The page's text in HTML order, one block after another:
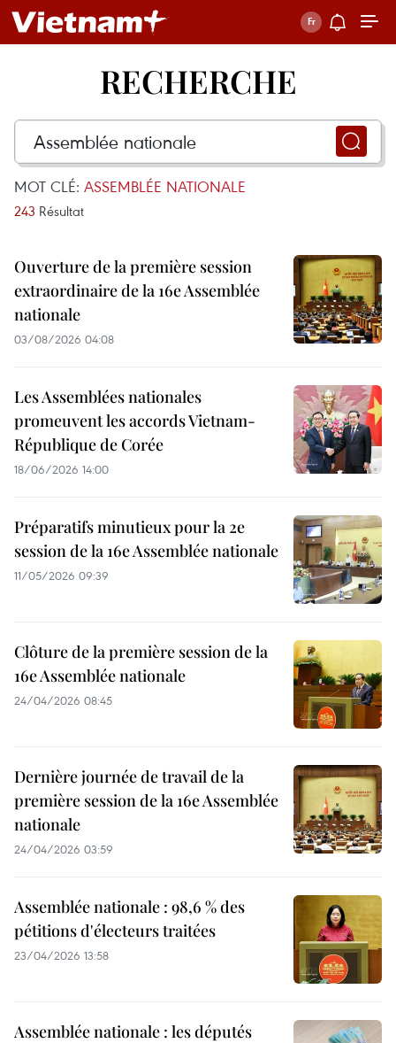
RECHERCHE
MOT CLÉ: ASSEMBLÉE NATIONALE
243 Résultat
Ouverture de la première session
extraordinaire de la 16e Assemblée
nationale
03/08/2026 04:08
Les Assemblées nationales
promeuvent les accords Vietnam-
République de Corée
18/06/2026 14:00
Préparatifs minutieux pour la 2e
session de la 16e Assemblée nationale
11/05/2026 09:39
Clôture de la première session de la
16e Assemblée nationale
24/04/2026 08:45
Dernière journée de travail de la
première session de la 16e Assemblée
nationale
24/04/2026 03:59
Assemblée nationale : 98,6 % des
pétitions d'électeurs traitées
23/04/2026 13:58
Assemblée nationale : les députés